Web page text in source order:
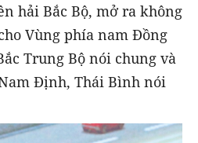
hải Bắc Bộ, mở ra không
Vùng phía nam Đồng
Trung Bộ nói chung và
Định, Thái Bình nói